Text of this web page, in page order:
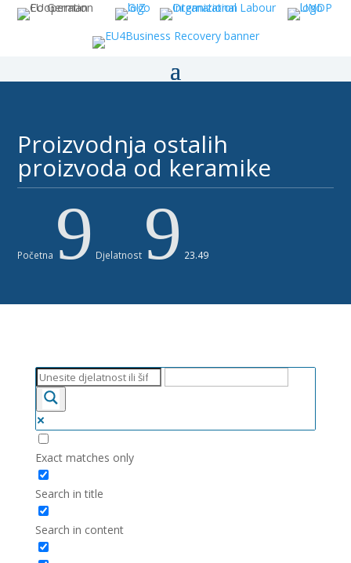
Proizvodnja ostalih
proizvoda od keramike ​
Početna 9 Djelatnost 9 23.49
Exact matches only
Search in title
Search in content